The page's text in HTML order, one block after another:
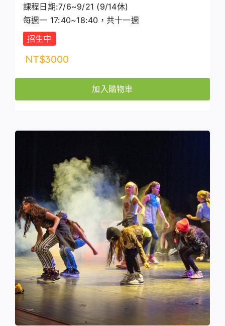
課程日期:7/6~9/21 (9/14休)
每週一 17:40~18:40，共十一週
招生中
NT$3000
加入購物車